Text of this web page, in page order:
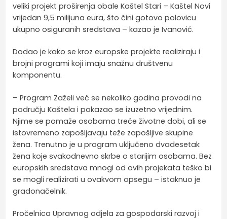
veliki projekt proširenja obale Kaštel Stari – Kaštel Novi
vrijedan 9,5 milijuna eura, što čini gotovo polovicu
ukupno osiguranih sredstava – kazao je Ivanović.
Dodao je kako se kroz europske projekte realiziraju i
brojni programi koji imaju snažnu društvenu
komponentu.
– Program Zaželi već se nekoliko godina provodi na
području Kaštela i pokazao se izuzetno vrijednim.
Njime se pomaže osobama treće životne dobi, ali se
istovremeno zapošljavaju teže zapošljive skupine
žena. Trenutno je u program uključeno dvadesetak
žena koje svakodnevno skrbe o starijim osobama. Bez
europskih sredstava mnogi od ovih projekata teško bi
se mogli realizirati u ovakvom opsegu – istaknuo je
gradonačelnik.
Pročelnica Upravnog odjela za gospodarski razvoj i